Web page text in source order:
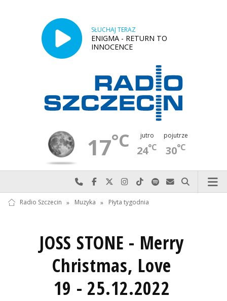
SŁUCHAJ TERAZ
ENIGMA - RETURN TO
INNOCENCE
17°C jutro
24°C
pojutrze
30°C
Najlepiej po prostu do nas zadzwoń
Odwiedź nas na Facebook-u
Odwiedź nas na X
Odwiedź nas na Instagram-ie
Odwiedź nas na TikTok-u
Szukaj nas na Spotify
Wyślij do nas
Szukaj
Radio Szczecin » Muzyka » Płyta tygodnia
JOSS STONE - Merry
Christmas, Love
19 - 25.12.2022